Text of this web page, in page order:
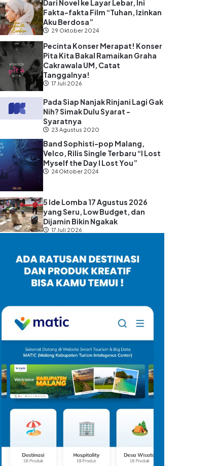
Dari Novel ke Layar Lebar, Ini
Fakta-fakta Film “Tuhan, Izinkan
Aku Berdosa”
29 Oktober 2024
Pecinta Konser Merapat! Konser
Pita Kita Bakal Ramaikan Graha
Cakrawala UM, Catat
Tanggalnya!
17 Juli 2026
Pada Siap Nanjak Rinjani Lagi Gak
Nih? Simak Dulu Syarat -
Syaratnya
23 Agustus 2020
Band Sophisti-pop Malang,
Velco, Rilis Single Terbaru “I Lost
Myself the Day I Lost You”
24 Oktober 2024
5 Ide Lomba 17 Agustus 2026
yang Seru, Low Budget, dan
Dijamin Bikin Ngakak
17 Juli 2026